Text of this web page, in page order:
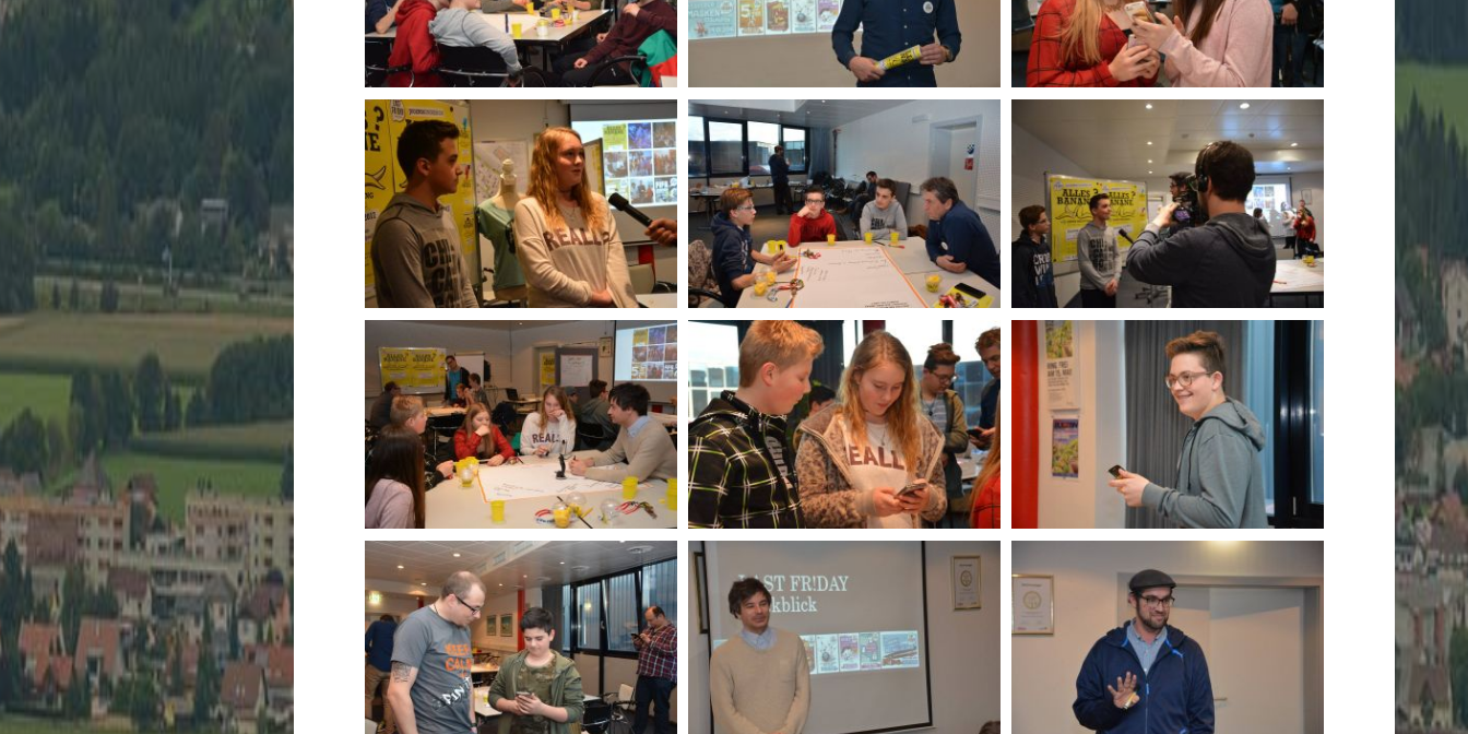
KulturSpielberg ist Kultur - Kultur ist Spielberg!weiter..